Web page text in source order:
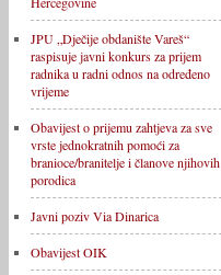
JPU „Dječije obdanište Vareš“
raspisuje javni konkurs za prijem
radnika u radni odnos na određeno
vrijeme
Obavijest o prijemu zahtjeva za sve
vrste jednokratnih pomoći za
branioce/branitelje i članove njihovih
porodica
Javni poziv Via Dinarica
Obavijest OIK